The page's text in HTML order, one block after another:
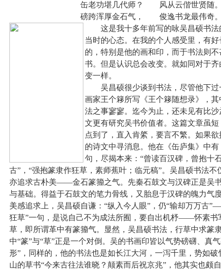
缶老功堪几代师？ 风从云偕世贤随
磅跨浑厚金石气， 俊逸书龙最伟奇
这是我十多年前写的咏吴昌硕书法
当时的心态。在我的个人感受里，有
的，特别是他的画和印，而于书法则
书。但是认识总会改变。就如同对于
变一样。
吴昌硕很少谈到书法，尽管他下过
画家王个簃所写《王个簃随想录》，
法之事寥寥。迄今为止，还未见有比
文更有研究吴书价值者。这篇文章虽
点到了，直入肯綮，要言不繁。如果
的诗文中寻消息。他在《缶庐集》中
句，尽揭本来：“曾读百汉碑，曾抱十
古”，“强抱篆隶作狂草，素师蕉叶；临元稿”。吴昌硕书法
亦追求古朴美——金石篆籀之气。先秦石鼓文与汉碑正
与基础。得益于石鼓文的笔力骨线，又胎息于汉碑的魄力气
美感追求上，吴昌硕自谦：“纵入今人眼”，仍“输却万万古
狂草”一句，是说自己不为成法所囿，要自出机杼——怀素书
草，即所谓革中有篆籀气。显然，吴昌硕书法，行草中求篆
中“篆”与“草”正是一个对倒。吴的书画印皆以气势磅礴、真
形”，同样的，他的书法也是如长江大河，一泻千里，势如
山的草书“今来古往法谁晓？颠素而后祝京兆”，他其实也颇